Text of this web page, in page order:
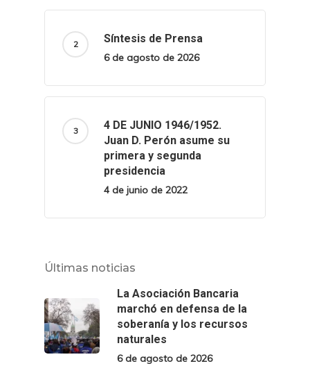
Síntesis de Prensa
6 de agosto de 2026
4 DE JUNIO 1946/1952.
Juan D. Perón asume su
primera y segunda
presidencia
4 de junio de 2022
Últimas noticias
La Asociación Bancaria
marchó en defensa de la
soberanía y los recursos
naturales
6 de agosto de 2026